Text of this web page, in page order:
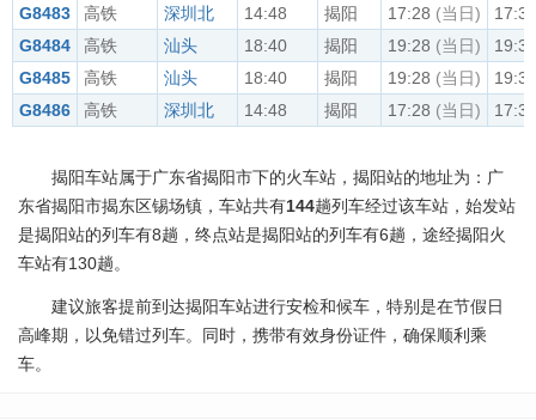
G8483
高铁 深圳北 14:48 揭阳 17:28 (当日)
17:30
G8484
高铁 汕头 18:40 揭阳 19:28 (当日)
19:30
G8485
高铁 汕头 18:40 揭阳 19:28 (当日)
19:30
G8486
高铁 深圳北 14:48 揭阳 17:28 (当日) 17:30
揭阳车站属于广东省揭阳市下的火车站，揭阳站的地址为：广
东省揭阳市揭东区锡场镇，车站共有144趟列车经过该车站，始发站
是揭阳站的列车有8趟，终点站是揭阳站的列车有6趟，途经揭阳火
车站有130趟。
建议旅客提前到达揭阳车站进行安检和候车，特别是在节假日
高峰期，以免错过列车。同时，携带有效身份证件，确保顺利乘
车。